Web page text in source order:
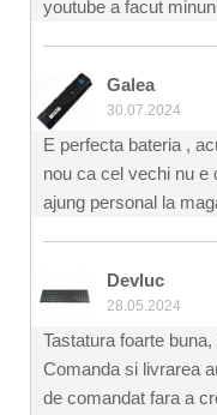
youtube a facut
Galea
30.07.2024
E perfecta bateria ,
nou ca cel vechi nu e
ajung personal la
Devluc
28.05.2024
Tastatura foarte
Comanda si livrarea
de comandat fara a